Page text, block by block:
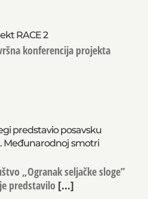
RACE 2
konferencija projekta
predstavio posavsku
Međunarodnoj smotri
„Ogranak seljačke sloge”
predstavilo [...]